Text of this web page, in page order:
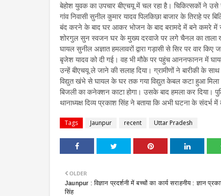
बेहोश युवक का उपचार बीएचयू में चल रहा है। चिकित्सकों ने उसे
गांव निवासी सुनील कुमार यादव पिलकिछा बाजार के तिराहे पर
बंद करने के बाद घर आकर भोजन के बाद बरामदे में बने कमरे में
शोरगुल सुन स्वजन घर के मुख्य दरवाजे पर लगे चैनल का ताला
घायल सुनील अज्ञात हमलावरों द्वारा गड़ासी से सिर पर वार
बृजेश यादव को दी गई। वह भी मौके पर पहुंच आननफानन में
उन्हें बीएचयू ले जाने की सलाह दिया। ग्रामीणों ने बारीकी के
विद्युत खंभे से घायल के घर तक गया विद्युत केबल कटा हुआ
बिजली का कनेक्शन काटा होगा। उसके बाद हमला कर दिया।
थानाध्यक्ष दिव्य प्रकाश सिंह ने बताया कि अभी घटना के संदर्भ में
Tags Jaunpur recent Uttar Pradesh
OLDER
​Jaunpur : विज्ञान प्रदर्शनी में बच्चों का कार्य सराहनीय : ज्ञान
सिंह